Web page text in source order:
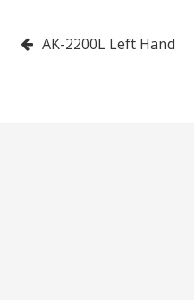
Post
AK-2200L Left Hand